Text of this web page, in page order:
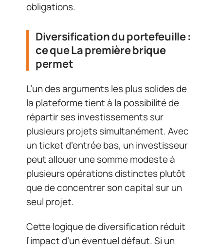
obligations.
Diversification du portefeuille :
ce que La première brique
permet
L’un des arguments les plus solides de
la plateforme tient à la possibilité de
répartir ses investissements sur
plusieurs projets simultanément. Avec
un ticket d’entrée bas, un investisseur
peut allouer une somme modeste à
plusieurs opérations distinctes plutôt
que de concentrer son capital sur un
seul projet.
Cette logique de diversification réduit
l’impact d’un éventuel défaut. Si un